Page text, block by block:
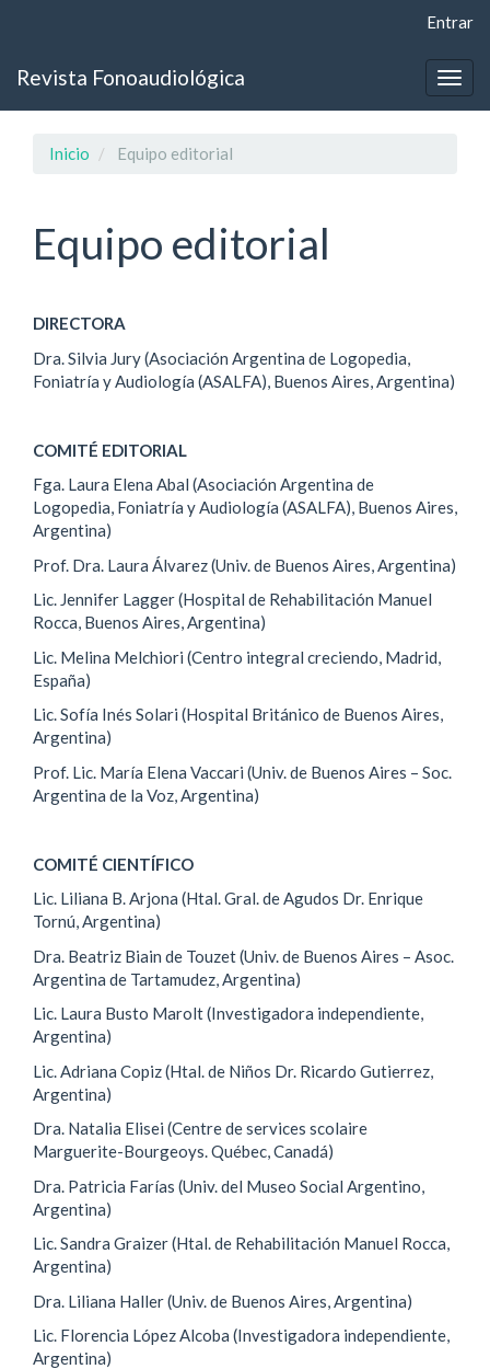
principal
Entrar
Revista Fonoaudiológica
Inicio Equipo editorial
Equipo editorial
DIRECTORA
Dra. Silvia Jury (Asociación Argentina de Logopedia,
Foniatría y Audiología (ASALFA), Buenos Aires, Argentina)
COMITÉ EDITORIAL
Fga. Laura Elena Abal (Asociación Argentina de
Logopedia, Foniatría y Audiología (ASALFA), Buenos Aires,
Argentina)
Prof. Dra. Laura Álvarez (Univ. de Buenos Aires, Argentina)
Lic. Jennifer Lagger (Hospital de Rehabilitación Manuel
Rocca, Buenos Aires, Argentina)
Lic. Melina Melchiori (Centro integral creciendo, Madrid,
España)
Lic. Sofía Inés Solari (Hospital Británico de Buenos Aires,
Argentina)
Prof. Lic. María Elena Vaccari (Univ. de Buenos Aires – Soc.
Argentina de la Voz, Argentina)
COMITÉ CIENTÍFICO
Lic. Liliana B. Arjona (Htal. Gral. de Agudos Dr. Enrique
Tornú, Argentina)
Dra. Beatriz Biain de Touzet (Univ. de Buenos Aires – Asoc.
Argentina de Tartamudez, Argentina)
Lic. Laura Busto Marolt (Investigadora independiente,
Argentina)
Lic. Adriana Copiz (Htal. de Niños Dr. Ricardo Gutierrez,
Argentina)
Dra. Natalia Elisei (Centre de services scolaire
Marguerite-Bourgeoys. Québec, Canadá)
Dra. Patricia Farías (Univ. del Museo Social Argentino,
Argentina)
Lic. Sandra Graizer (Htal. de Rehabilitación Manuel Rocca,
Argentina)
Dra. Liliana Haller (Univ. de Buenos Aires, Argentina)
Lic. Florencia López Alcoba (Investigadora independiente,
Argentina)